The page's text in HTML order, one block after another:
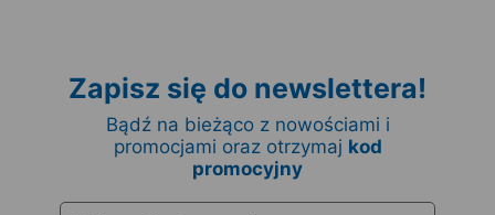
Zapisz się do newslettera!
Bądź na bieżąco z nowościami i
promocjami oraz otrzymaj kod
promocyjny